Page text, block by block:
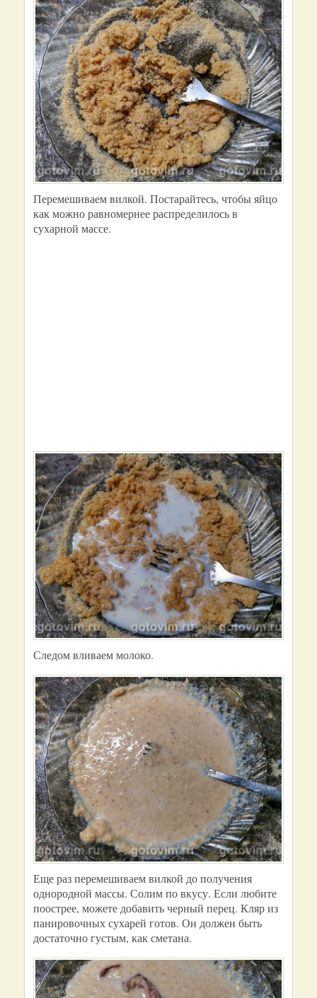
Перемешиваем вилкой. Постарайтесь, чтобы яйцо
как можно равномернее распределилось в
сухарной массе.
Следом вливаем молоко.
Еще раз перемешиваем вилкой до получения
однородной массы. Солим по вкусу. Если любите
поострее, можете добавить черный перец. Кляр из
панировочных сухарей готов. Он должен быть
достаточно густым, как сметана.